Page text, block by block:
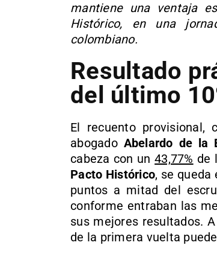
mantiene una ventaja
Histórico, en una
colombiano.
Resultado
del último
El recuento provisional,
abogado Abelardo de la
cabeza con un43,77% de
Pacto Histórico, se
puntos a mitad del
conforme entraban las
sus mejores resultados.
de la primera vuelta